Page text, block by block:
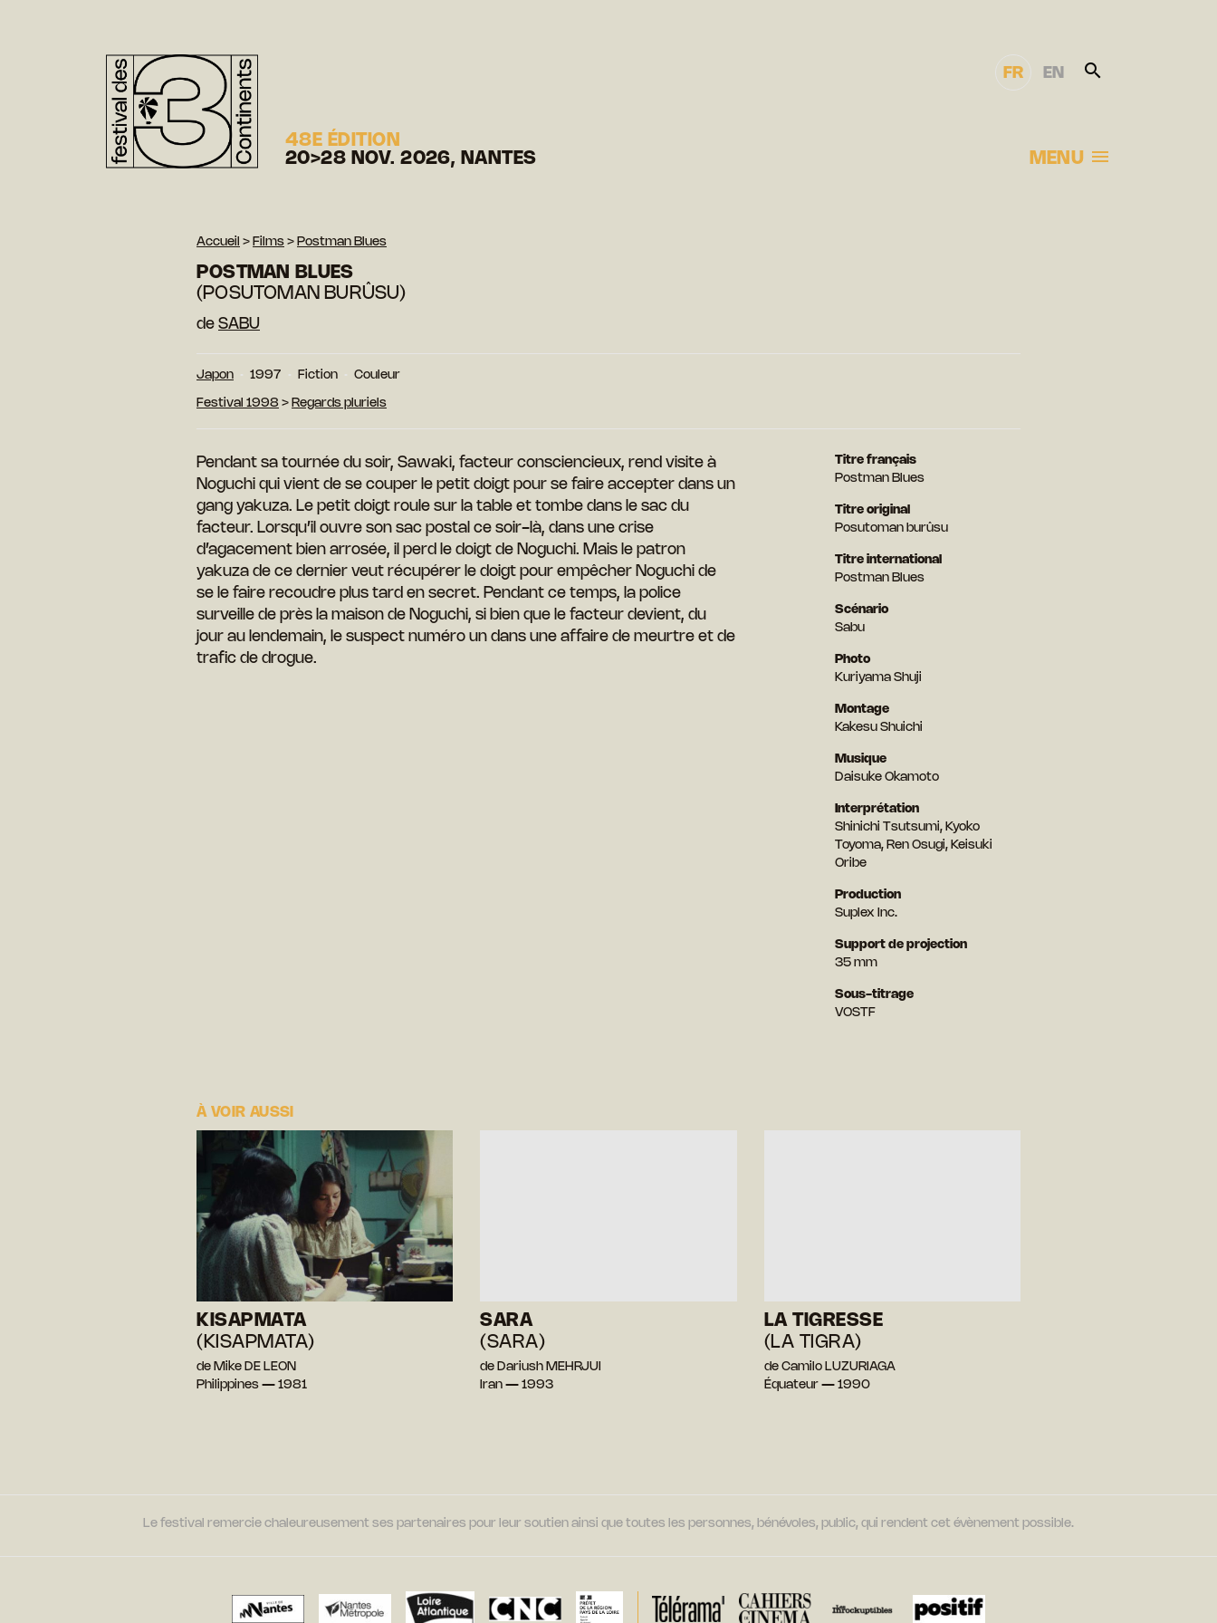
48E ÉDITION
20>28 NOV. 2026, NANTES
FR EN
MENU
Accueil > Films > Postman Blues
POSTMAN BLUES
(POSUTOMAN BURÛSU)
de SABU
Japon 1997 Fiction Couleur
Festival 1998 > Regards pluriels
Pendant sa tournée du soir, Sawaki, facteur consciencieux, rend visite à
Noguchi qui vient de se couper le petit doigt pour se faire accepter dans un
gang yakuza. Le petit doigt roule sur la table et tombe dans le sac du
facteur. Lorsqu’il ouvre son sac postal ce soir-là, dans une crise
d’agacement bien arrosée, il perd le doigt de Noguchi. Mais le patron
yakuza de ce dernier veut récupérer le doigt pour empêcher Noguchi de
se le faire recoudre plus tard en secret. Pendant ce temps, la police
surveille de près la maison de Noguchi, si bien que le facteur devient, du
jour au lendemain, le suspect numéro un dans une affaire de meurtre et de
trafic de drogue.
Titre français
Postman Blues
Titre original
Posutoman burûsu
Titre international
Postman Blues
Scénario
Sabu
Photo
Kuriyama Shuji
Montage
Kakesu Shuichi
Musique
Daisuke Okamoto
Interprétation
Shinichi Tsutsumi, Kyoko
Toyoma, Ren Osugi, Keisuki
Oribe
Production
Suplex Inc.
Support de projection
35 mm
Sous-titrage
VOSTF
À VOIR AUSSI
KISAPMATA
(KISAPMATA)
de Mike DE LEON
Philippines — 1981
SARA
(SARA)
de Dariush MEHRJUI
Iran — 1993
LA TIGRESSE
(LA TIGRA)
de Camilo LUZURIAGA
Équateur — 1990
Le festival remercie chaleureusement ses partenaires pour leur soutien ainsi que toutes les personnes, bénévoles, public, qui rendent cet évènement possible.